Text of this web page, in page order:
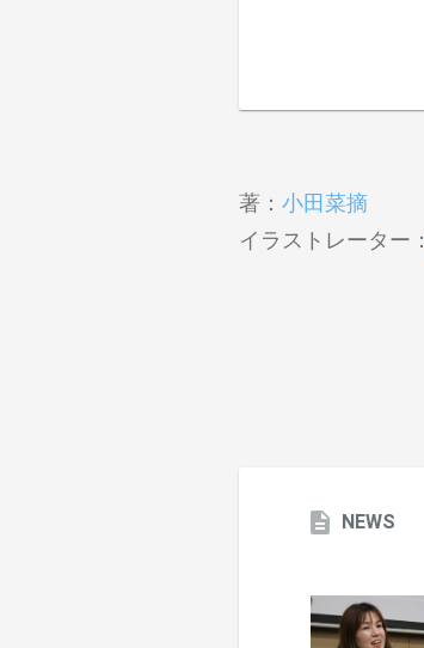
著： 小田菜摘
イラストレーター：
NEWS